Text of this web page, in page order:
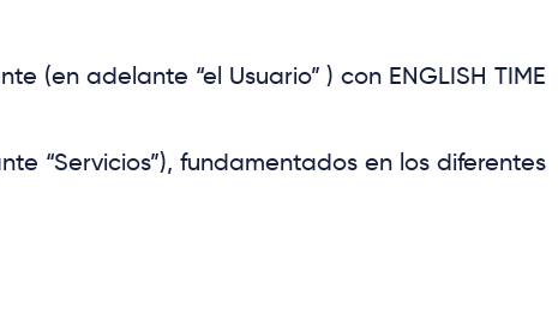
(en adelante “el Usuario” ) con ENGLISH TIME
“Servicios”), fundamentados en los diferentes